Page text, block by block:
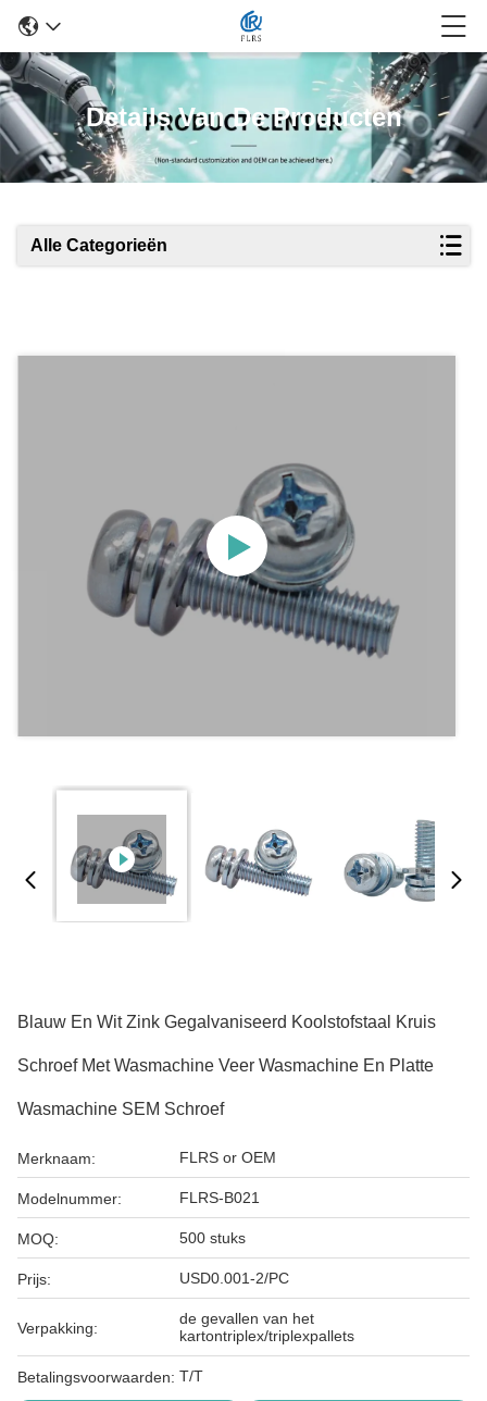
Details Van De Producten
Alle Categorieën
Blauw En Wit Zink Gegalvaniseerd Koolstofstaal Kruis
Schroef Met Wasmachine Veer Wasmachine En Platte
Wasmachine SEM Schroef
Merknaam: FLRS or OEM
Modelnummer: FLRS-B021
MOQ: 500 stuks
Prijs: USD0.001-2/PC
Verpakking:
de gevallen van het
kartontriplex/triplexpallets
Betalingsvoorwaarden: T/T